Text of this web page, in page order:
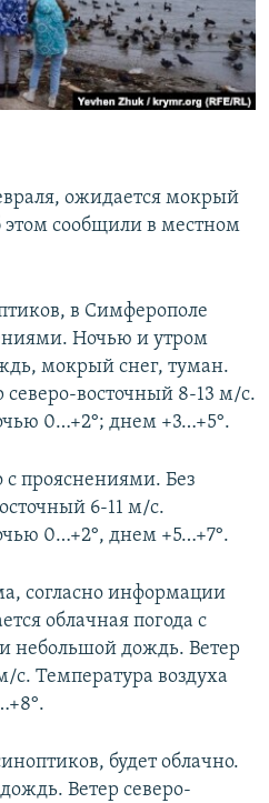
ожидается мокрый
сообщили в местном
в Симферополе
Ночью и утром
мокрый снег, туман.
северо-восточный 8-13 м/с.
0…+2°; днем +3…+5°.
с прояснениями. Без
6-11 м/с.
0…+2°, днем +5…+7°.
согласно информации
облачная погода с
небольшой дождь. Ветер
с. Температура воздуха
будет облачно.
Ветер северо-